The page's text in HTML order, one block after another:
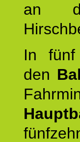
an
In fünf
den